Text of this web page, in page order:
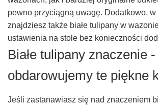
pewno przyciągną uwagę. Dodatkowo,
znajdziesz także białe tulipany w
ustawienia na stole bez konieczności
Białe tulipany znaczenie
obdarowujemy te piękne
Jeśli zastanawiasz się nad znaczeniem